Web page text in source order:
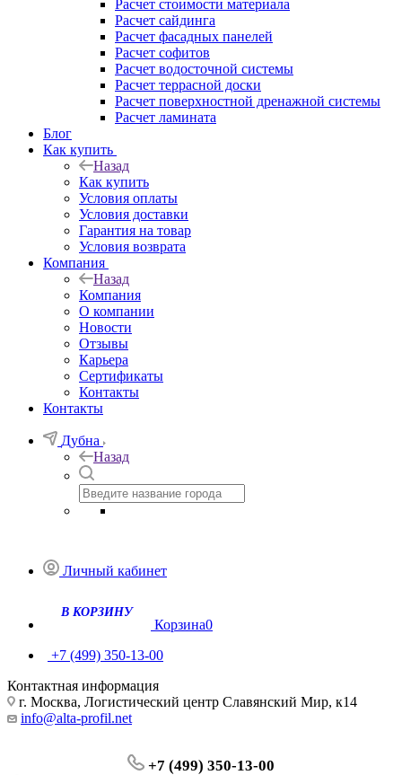
Расчет стоимости материала
Расчет сайдинга
Расчет фасадных панелей
Расчет софитов
Расчет водосточной системы
Расчет террасной доски
Расчет поверхностной дренажной системы
Расчет ламината
Блог
Как купить
Назад
Как купить
Условия оплаты
Условия доставки
Гарантия на товар
Условия возврата
Компания
Назад
Компания
О компании
Новости
Отзывы
Карьера
Сертификаты
Контакты
Контакты
Дубна
Назад
Личный кабинет
Корзина0
+7 (499) 350-13-00
Контактная информация
г. Москва, Логистический центр Славянский Мир, к14
info@alta-profil.net
+7 (499) 350-13-00